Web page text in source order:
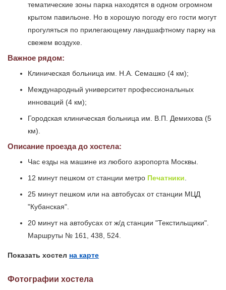
тематические зоны парка находятся в одном огромном
крытом павильоне. Но в хорошую погоду его гости могут
прогуляться по прилегающему ландшафтному парку на
свежем воздухе.
Важное рядом:
Клиническая больница им. Н.А. Семашко (4 км);
Международный университет профессиональных
инноваций (4 км);
Городская клиническая больница им. В.П. Демихова (5
км).
Описание проезда до хостела:
Час езды на машине из любого аэропорта Москвы.
12 минут пешком от станции метро Печатники.
25 минут пешком или на автобусах от станции МЦД
"Кубанская".
20 минут на автобусах от ж/д станции "Текстильщики".
Маршруты № 161, 438, 524.
Показать хостел на карте
Фотографии хостела